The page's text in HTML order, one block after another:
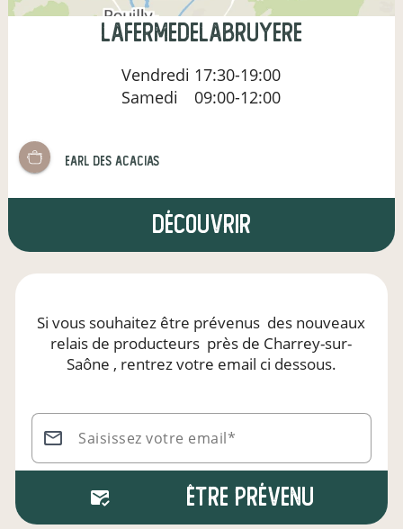
Lafermedelabruyere
Vendredi 17:30-19:00
Samedi
09:00-12:00
earl des acacias
Découvrir
Si vous souhaitez être prévenus des nouveaux
relais de producteurs près de Charrey-sur-
Saône , rentrez votre email ci dessous.
Saisissez votre email*
Être prévenu